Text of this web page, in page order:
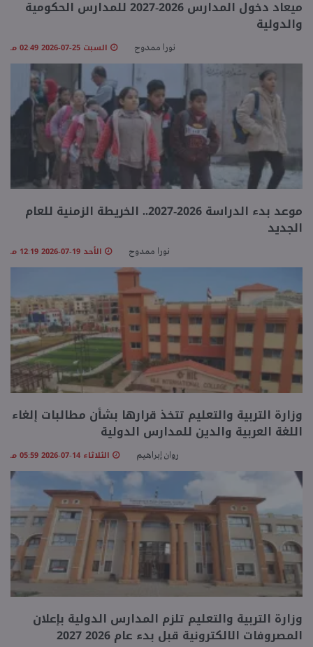
ميعاد دخول المدارس 2026-2027 للمدارس الحكومية
والدولية
نورا ممدوح السبت 25-07-2026 02:49 مـ
موعد بدء الدراسة 2026-2027.. الخريطة الزمنية للعام
الجديد
نورا ممدوح الأحد 19-07-2026 12:19 مـ
وزارة التربية والتعليم تتخذ قرارها بشأن مطالبات إلغاء
اللغة العربية والدين للمدارس الدولية
روان إبراهيم الثلاثاء 14-07-2026 05:59 مـ
وزارة التربية والتعليم تلزم المدارس الدولية بإعلان
المصروفات الالكترونية قبل بدء عام 2026 2027